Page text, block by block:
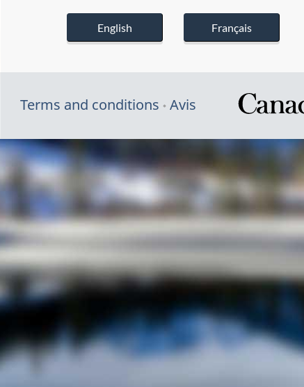
English Français
Terms and conditions Avis